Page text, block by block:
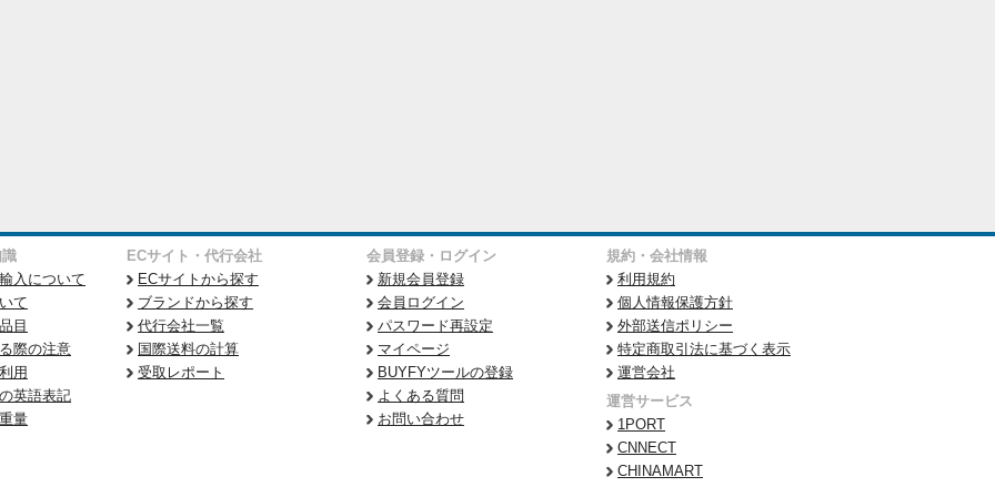
入について
て
目
際の注意
用
英語表記
量
ECサイト・代行会社
ECサイトから探す
ブランドから探す
代行会社一覧
国際送料の計算
受取レポート
会員登録・ログイン
新規会員登録
会員ログイン
パスワード再設定
マイページ
BUYFYツールの登録
よくある質問
お問い合わせ
規約・会社情報
利用規約
個人情報保護方針
外部送信ポリシー
特定商取引法に基づく表示
運営会社
運営サービス
1PORT
CNNECT
CHINAMART